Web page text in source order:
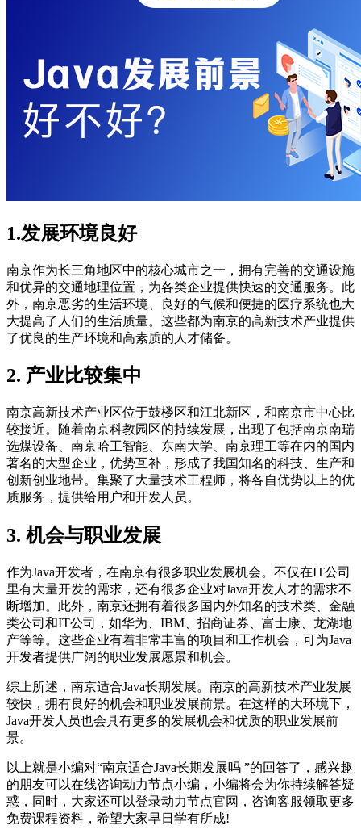
1.发展环境良好
南京作为长三角地区中的核心城市之一，拥有完善的交通设施
和优异的交通地理位置，为各类企业提供快速的交通服务。此
外，南京恶劣的生活环境、良好的气候和便捷的医疗系统也大
大提高了人们的生活质量。这些都为南京的高新技术产业提供
了优良的生产环境和高素质的人才储备。
2. 产业比较集中
南京高新技术产业区位于鼓楼区和江北新区，和南京市中心比
较接近。随着南京科教园区的持续发展，出现了包括南京南瑞
选煤设备、南京哈工智能、东南大学、南京理工等在内的国内
著名的大型企业，优势互补，形成了我国知名的科技、生产和
创新创业地带。集聚了大量技术工程师，将各自优势以上的优
质服务，提供给用户和开发人员。
3. 机会与职业发展
作为Java开发者，在南京有很多职业发展机会。不仅在IT公司
里有大量开发的需求，还有很多企业对Java开发人才的需求不
断增加。此外，南京还拥有着很多国内外知名的技术类、金融
类公司和IT公司，如华为、IBM、招商证券、富士康、龙湖地
产等等。这些企业有着非常丰富的项目和工作机会，可为Java
开发者提供广阔的职业发展愿景和机会。
综上所述，南京适合Java长期发展。南京的高新技术产业发展
较快，拥有良好的机会和职业发展前景。在这样的大环境下，
Java开发人员也会具有更多的发展机会和优质的职业发展前
景。
以上就是小编对“南京适合Java长期发展吗 ”的回答了，感兴趣
的朋友可以在线咨询动力节点小编，小编将会为你持续解答疑
惑，同时，大家还可以登录动力节点官网，咨询客服领取更多
免费课程资料，希望大家早日学有所成!